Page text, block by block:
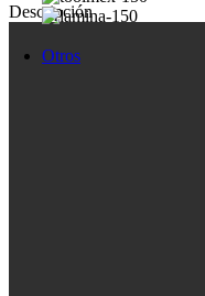
Otros
Descripción